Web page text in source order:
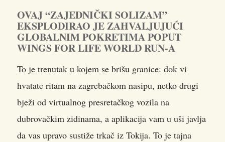
OVAJ “ZAJEDNIČKI SOLIZAM”
EKSPLODIRAO JE ZAHVALJUJUĆI
GLOBALNIM POKRETIMA POPUT
WINGS FOR LIFE WORLD RUN-A
To je trenutak u kojem se brišu granice: dok vi
hvatate ritam na zagrebačkom nasipu, netko drugi
bježi od virtualnog presretačkog vozila na
dubrovačkim zidinama, a aplikacija vam u uši javlja
da vas upravo sustiže trkač iz Tokija. To je tajna